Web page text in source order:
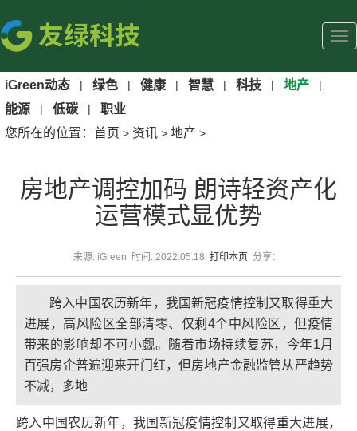
iGreen动态 | 绿色 | 健康 | 智慧 | 科技 | 地产 |
能源 | 低碳 |
职业
您所在的位置： 首页 > 资讯 > 地产 >
房地产调控加码 朗诗轻资产化
运营模式显优势
来源: iGreen 时间: 2022.05.18 打印本页分享：
跨入中国农历新年，我国新冠疫情控制又取得重大
进展，高风险区全部清零、仅剩4个中风险区，但疫情
带来的影响却不可小觑。随着市场持续复苏，今年1月
百强房企普遍迎来开门红，但房地产金融监管从严趋势
不减，多地
跨入中国农历新年，我国新冠疫情控制又取得重大进展，